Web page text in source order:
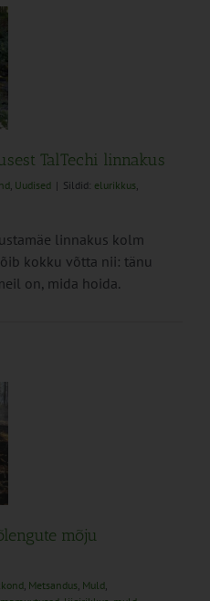
TalTechi linnakus
, Uudised | Sildid: elurikkus,
linnakus kolm
kokku võtta nii: tänu
on, mida hoida.
mõju
, Metsandus, Muld,